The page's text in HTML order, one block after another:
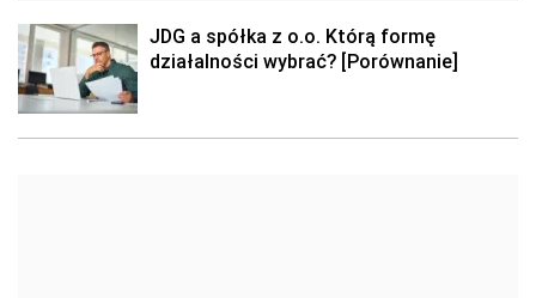
JDG a spółka z o.o. Którą formę
działalności wybrać? [Porównanie]